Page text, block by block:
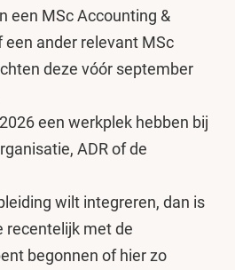
een MSc Accounting &
een ander relevant MSc
deze vóór september
een werkplek hebben bij
ADR of de
wilt integreren, dan is
recentelijk met de
begonnen of hier zo